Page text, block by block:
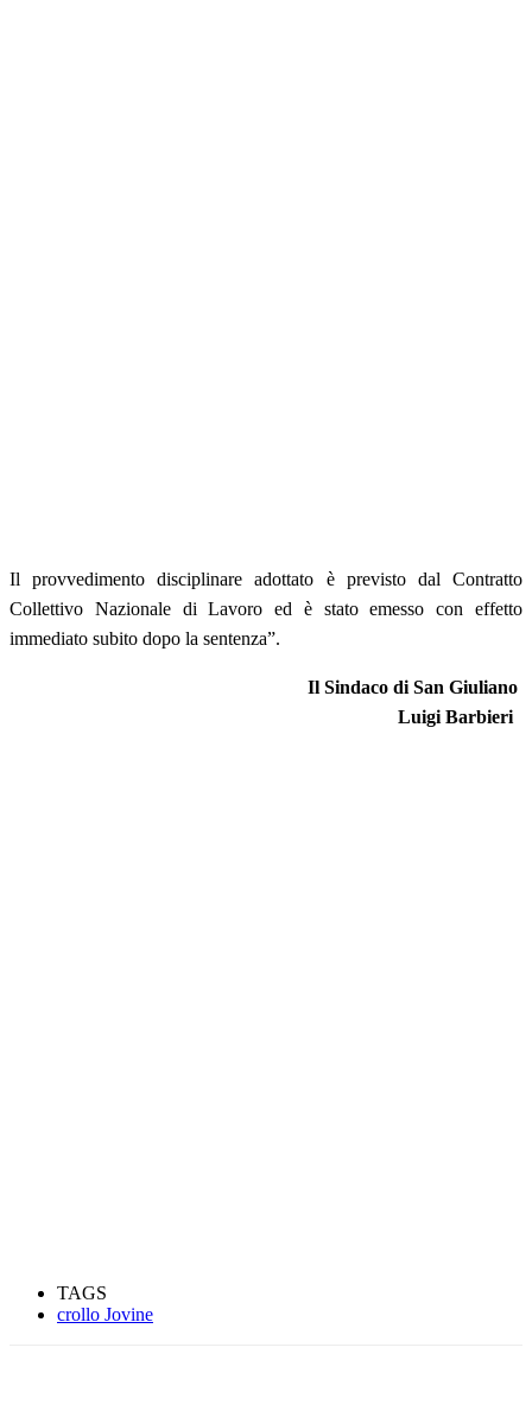
Il provvedimento disciplinare adottato è previsto dal Contratto
Collettivo Nazionale di Lavoro ed è stato emesso con effetto
immediato subito dopo la sentenza”.
Il Sindaco di San Giuliano
Luigi Barbieri
TAGS
crollo Jovine